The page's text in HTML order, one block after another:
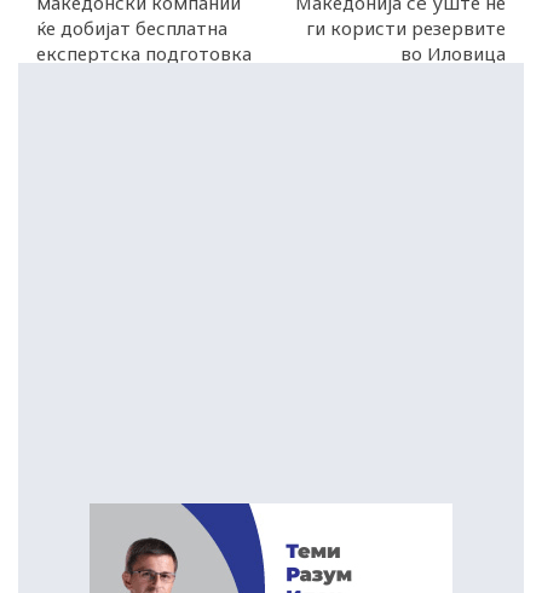
ќе добијат бесплатна
експертска подготовка
ги користи резервите
во Иловица